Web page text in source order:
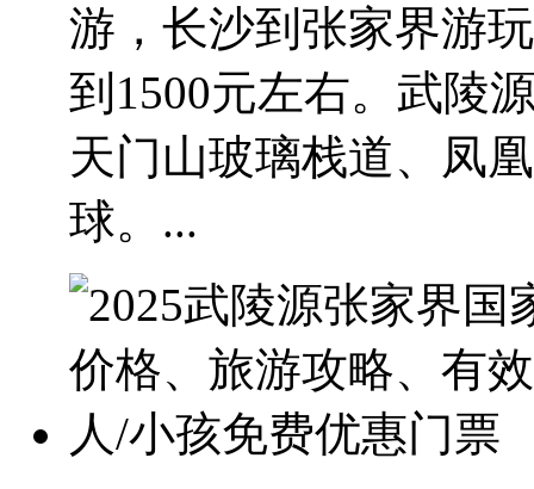
游，长沙到张家界游
到1500元左右。武陵
天门山玻璃栈道、凤
球。...